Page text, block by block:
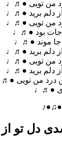
من تویی ●♬♩
دلم برید ●♬♩
من تویی ●♬♩
جات بود ●♬♩
جا موند ●♬♩
دلم برید ●♬♩
من تویی ●♬♩
دلم برید ●♬♩
درد من تویی
●♬♩
دل تو از